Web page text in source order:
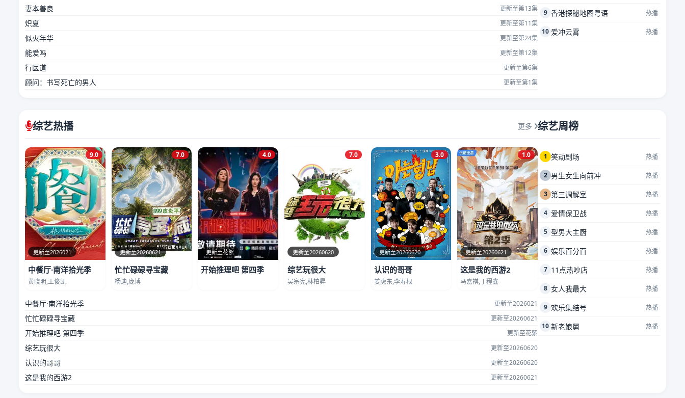
妻本善良 更新至第13集
炽夏 更新至第11集
似火年华 更新至第24集
能爱吗 更新至第12集
行医道 更新至第6集
顾问：书写死亡的男人 更新至第1集
9 香港探秘地图粤语 热播
10 爱冲云霄 热播
综艺热播 更多
更新至2026021
9.0
中餐厅·南洋拾光季
黄晓明,王俊凯
更新至20260621
7.0
忙忙碌碌寻宝藏
杨迪,庞博
更新至花絮
4.0
开始推理吧 第四季
更新至20260620
7.0
综艺玩很大
吴宗宪,林柏昇
更新至20260620
3.0
认识的哥哥
姜虎东,李寿根
更新至20260621
1.0
这是我的西游2
马嘉祺,丁程鑫
中餐厅·南洋拾光季 更新至2026021
忙忙碌碌寻宝藏 更新至20260621
开始推理吧 第四季 更新至花絮
综艺玩很大 更新至20260620
认识的哥哥 更新至20260620
这是我的西游2 更新至20260621
综艺周榜
1 笑动剧场 热播
2 男生女生向前冲 热播
3 第三调解室 热播
4 爱情保卫战 热播
5 型男大主厨 热播
6 娱乐百分百 热播
7 11点热吵店 热播
8 女人我最大 热播
9 欢乐集结号 热播
10 新老娘舅 热播